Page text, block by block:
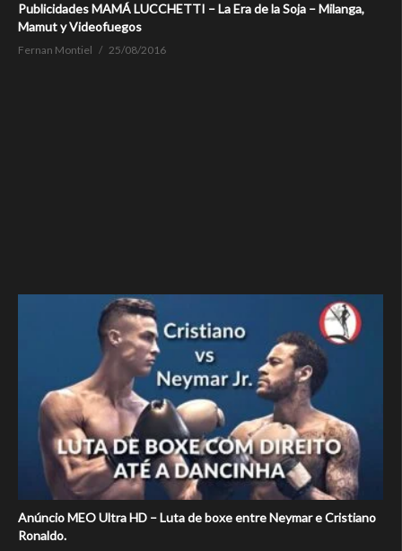
Publicidades MAMÁ LUCCHETTI – La Era de la Soja – Milanga,
Mamut y Videofuegos
Fernan Montiel 25/08/2016
Anúncio MEO Ultra HD – Luta de boxe entre Neymar e Cristiano
Ronaldo.